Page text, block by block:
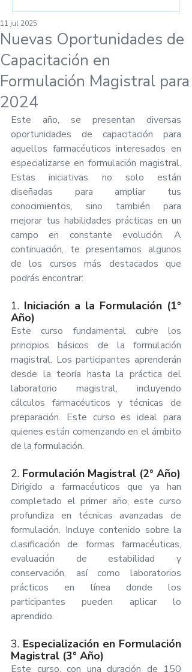
Nuevas Oportunidades de
Capacitación en
Formulación Magistral para
2024
11 jul 2025
Este año, se presentan diversas
oportunidades de capacitación para
aquellos farmacéuticos interesados en
especializarse en formulación magistral.
Estas iniciativas no solo están
diseñadas para ampliar tus
conocimientos, sino también para
mejorar tus habilidades prácticas en un
campo en constante evolución. A
continuación, te presentamos algunos
de los cursos más destacados que
podrás encontrar:
1. Iniciación a la Formulación (1°
Año)
Este curso fundamental cubre los
principios básicos de la formulación
magistral. Los participantes aprenderán
desde la teoría hasta la práctica del
laboratorio magistral, incluyendo
cálculos farmacéuticos y técnicas de
preparación. Este curso es ideal para
quienes están comenzando en el ámbito
de la formulación.
2. Formulación Magistral (2° Año)
Dirigido a farmacéuticos que ya han
completado el primer año, este curso
profundiza en técnicas avanzadas de
formulación. Incluye contenido sobre la
clasificación de formas farmacéuticas,
evaluación de estabilidad y
conservación, así como laboratorios
prácticos en línea donde los
participantes pueden aplicar lo
aprendido.
3. Especialización en Formulación
Magistral (3° Año)
Este curso, con una duración de 150